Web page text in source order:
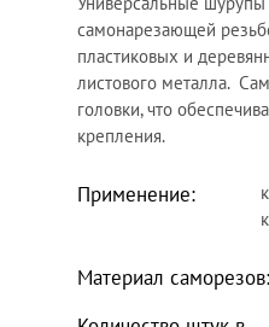
самонарезающей
пластиковых и
листового металла.
головки, что
крепления.
Применение:
Материал саморезов: